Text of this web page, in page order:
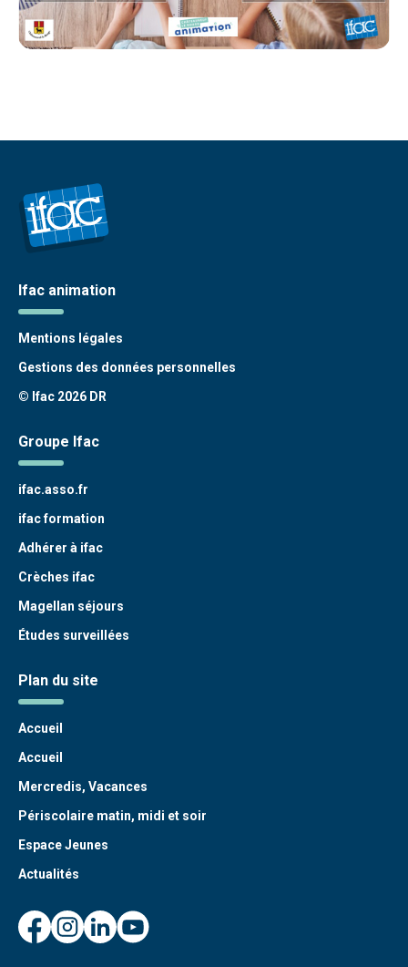
Ifac animation
Mentions légales
Gestions des données personnelles
© Ifac 2026 DR
Groupe Ifac
ifac.asso.fr
ifac formation
Adhérer à ifac
Crèches ifac
Magellan séjours
Études surveillées
Plan du site
Accueil
Accueil
Mercredis, Vacances
Périscolaire matin, midi et soir
Espace Jeunes
Actualités